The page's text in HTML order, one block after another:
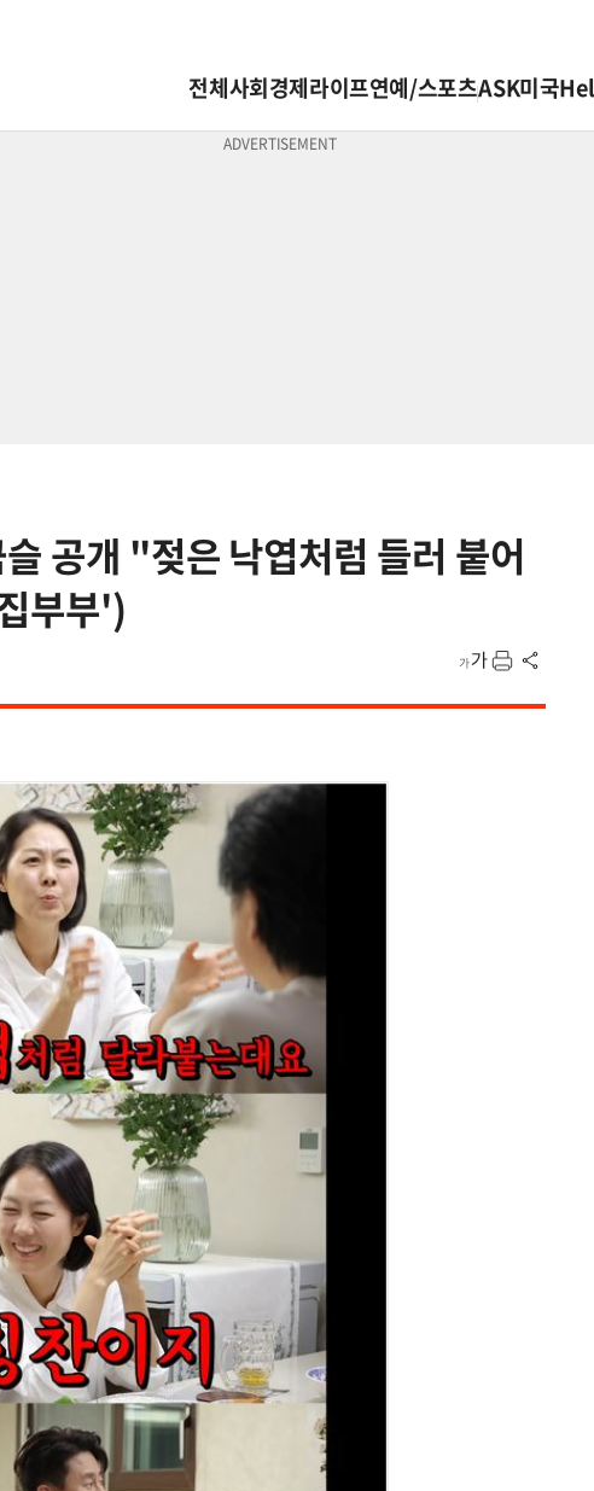
전체사회경제라이프연예/스포츠ASK미국
공개 "젖은 낙엽처럼 들러 붙어
부부')